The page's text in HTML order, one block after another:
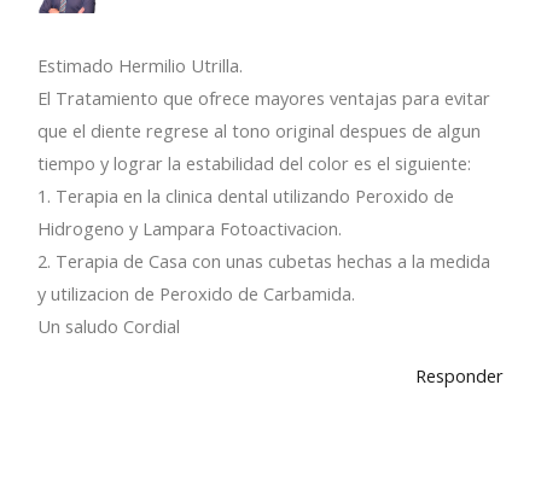
Estimado Hermilio Utrilla.
El Tratamiento que ofrece mayores ventajas para evitar
que el diente regrese al tono original despues de algun
tiempo y lograr la estabilidad del color es el siguiente:
1. Terapia en la clinica dental utilizando Peroxido de
Hidrogeno y Lampara Fotoactivacion.
2. Terapia de Casa con unas cubetas hechas a la medida
y utilizacion de Peroxido de Carbamida.
Un saludo Cordial
Responder